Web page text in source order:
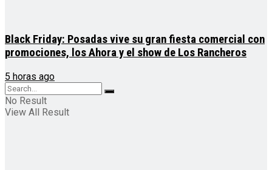
Black Friday: Posadas vive su gran fiesta comercial con
promociones, los Ahora y el show de Los Rancheros
5 horas ago
No Result
View All Result